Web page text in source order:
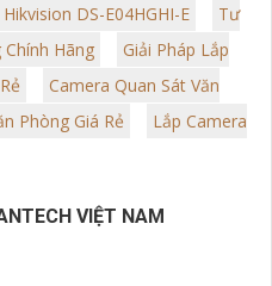
DS-E04HGHI-E
Tư
Hãng
Giải Pháp Lắp
Camera Quan Sát Văn
Phòng Giá Rẻ
Lắp Camera
VIỆT NAM